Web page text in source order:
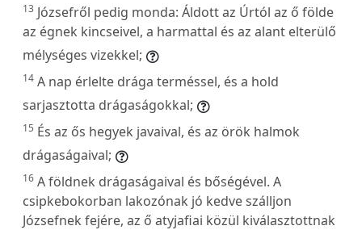
13 Józsefről pedig monda: Áldott az Úrtól az ő földe
az égnek kincseivel, a harmattal és az alant elterülő
mélységes vizekkel;
14 A nap érlelte drága terméssel, és a hold
sarjasztotta drágaságokkal;
15 És az ős hegyek javaival, és az örök halmok
drágaságaival;
16 A földnek drágaságaival és bőségével. A
csipkebokorban lakozónak jó kedve szálljon
Józsefnek fejére, az ő atyjafiai közül kiválasztottnak